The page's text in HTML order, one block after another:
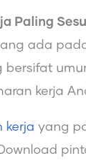
Paling
ada
bersifat
kerja
kerja yang